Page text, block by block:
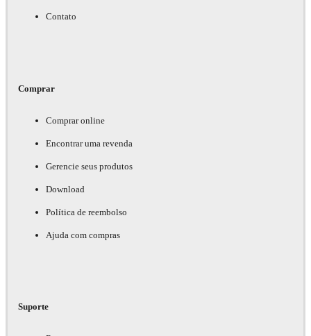
Contato
Comprar
Comprar online
Encontrar uma revenda
Gerencie seus produtos
Download
Política de reembolso
Ajuda com compras
Suporte